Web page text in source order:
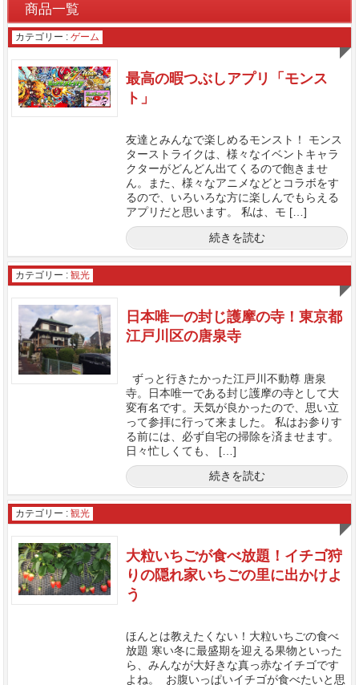
商品一覧
カテゴリー : ゲーム
最高の暇つぶしアプリ「モンス
ト」
友達とみんなで楽しめるモンスト！ モンス
ターストライクは、様々なイベントキャラ
クターがどんどん出てくるので飽きませ
ん。また、様々なアニメなどとコラボをす
るので、いろいろな方に楽しんでもらえる
アプリだと思います。 私は、モ […]
続きを読む
カテゴリー : 観光
日本唯一の封じ護摩の寺！東京都
江戸川区の唐泉寺
ずっと行きたかった江戸川不動尊 唐泉
寺。日本唯一である封じ護摩の寺として大
変有名です。天気が良かったので、思い立
って参拝に行って来ました。 私はお参りす
る前には、必ず自宅の掃除を済ませます。
日々忙しくても、 […]
続きを読む
カテゴリー : 観光
大粒いちごが食べ放題！イチゴ狩
りの隠れ家いちごの里に出かけよ
う
ほんとは教えたくない！大粒いちごの食べ
放題 寒い冬に最盛期を迎える果物といった
ら、みんなが大好きな真っ赤なイチゴです
よね。 お腹いっぱいイチゴが食べたいと思